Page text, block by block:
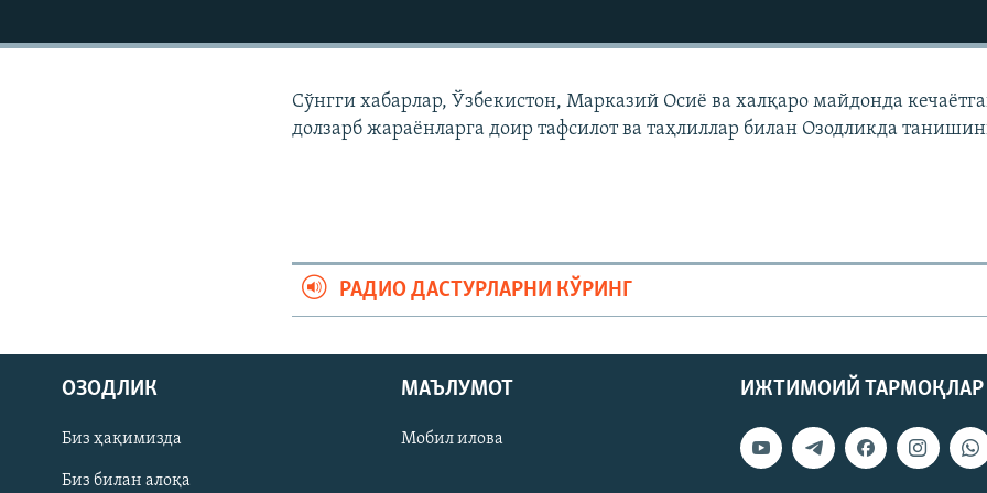
На русском
ИЖТИМОИЙ ТАРМОҚЛАР
Сўнгги хабарлар, Ўзбекистон, Марказий Осиë ва халқаро майдонда
долзарб жараëнларга доир тафсилот ва таҳлиллар билан Озодликда
РАДИО ДАСТУРЛАРНИ КЎРИНГ
ИЖТИМОИЙ ТАРМОҚЛАР
ОЗОДЛИК
Биз ҳақимизда
Биз билан алоқа
МАЪЛУМОТ
Мобил илова